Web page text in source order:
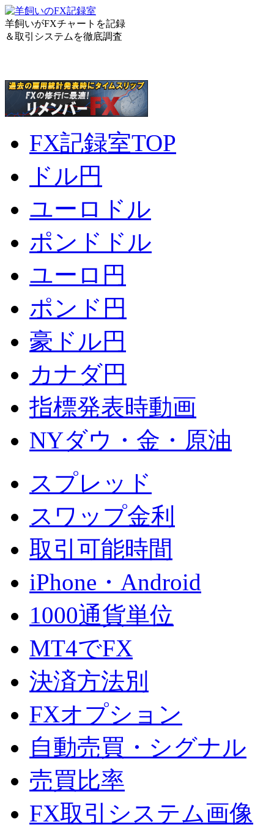
羊飼いがFXチャートを記録
＆取引システムを徹底調査
FX記録室TOP
ドル円
ユーロドル
ポンドドル
ユーロ円
ポンド円
豪ドル円
カナダ円
指標発表時動画
NYダウ・金・原油
スプレッド
スワップ金利
取引可能時間
iPhone・Android
1000通貨単位
MT4でFX
決済方法別
FXオプション
自動売買・シグナル
売買比率
FX取引システム画像